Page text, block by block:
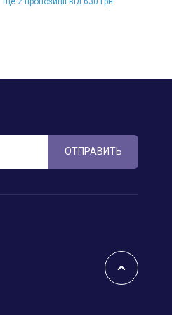
ОТПРАВИТЬ